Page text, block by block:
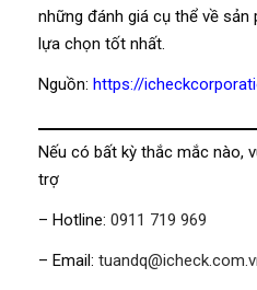
những đánh giá cụ thể về
lựa chọn tốt nhất.
Nguồn: https://
Nếu có bất kỳ thắc mắc nào,
trợ
– Hotline: 0911 719 969
– Email: